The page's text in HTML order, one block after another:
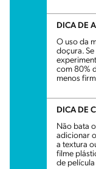
DICA DE
O uso da
doçura.
com 80%
menos
DICA DE
Não bata
adicionar
a textura
filme
de